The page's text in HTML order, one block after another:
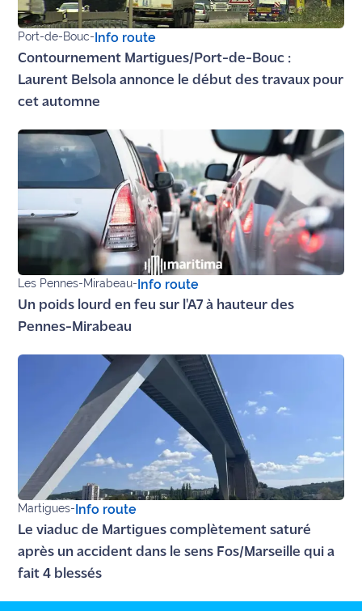
Ecouter
Maritima
Qui
nous ?
annonceur
Recrutement
légales
Conditions
d'utilisation du
site maritima.fr
Archives
Port-de-Bouc- Info route
Contournement Martigues/Port-de-Bouc :
Laurent Belsola annonce le début des travaux pour
cet automne
Les Pennes-Mirabeau- Info route
Un poids lourd en feu sur l'A7 à hauteur des
Pennes-Mirabeau
Martigues- Info route
Le viaduc de Martigues complètement saturé
après un accident dans le sens Fos/Marseille qui a
fait 4 blessés